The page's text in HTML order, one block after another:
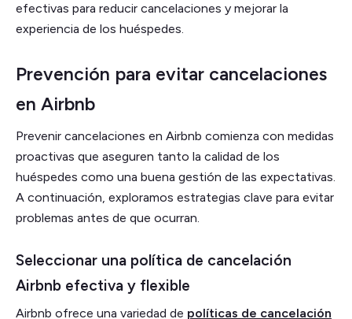
efectivas para reducir cancelaciones y mejorar la
experiencia de los huéspedes.
Prevención para evitar cancelaciones
en Airbnb
Prevenir cancelaciones en Airbnb comienza con medidas
proactivas que aseguren tanto la calidad de los
huéspedes como una buena gestión de las expectativas.
A continuación, exploramos estrategias clave para evitar
problemas antes de que ocurran.
Seleccionar una política de cancelación
Airbnb efectiva y flexible
Airbnb ofrece una variedad de políticas de cancelación